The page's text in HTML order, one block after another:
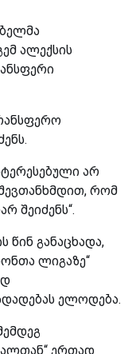
ალექსის
არ
რომ
შეიძენს“.
წინ განაცხადა,
ლიგაზე“
ელოდება.
ერთად